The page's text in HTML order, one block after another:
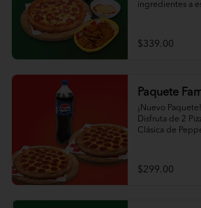
ingredientes a
criss cut
familia Pepsi de
$339.00
Paquete
¡Nuevo Paquete!
Disfruta de 2
Clásica de
$299.00